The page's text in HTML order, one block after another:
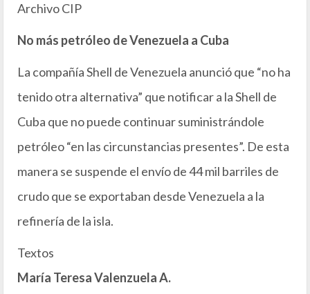
Archivo CIP
No más petróleo de Venezuela a Cuba
La compañía Shell de Venezuela anunció que “no ha
tenido otra alternativa” que notificar a la Shell de
Cuba que no puede continuar suministrándole
petróleo “en las circunstancias presentes”. De esta
manera se suspende el envío de 44 mil barriles de
crudo que se exportaban desde Venezuela a la
refinería de la isla.
Textos
María Teresa Valenzuela A.